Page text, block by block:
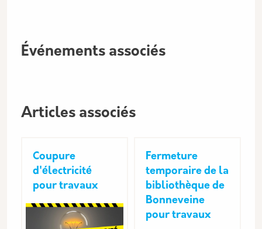
Événements associés
Articles associés
Coupure
d'électricité
pour travaux
Fermeture
temporaire de la
bibliothèque de
Bonneveine
pour travaux